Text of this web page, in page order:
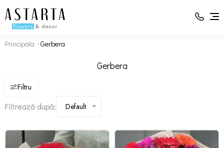
Principala Gerbera
Gerbera
Filtru
Filtrează după: Default
Ambalaj - 1